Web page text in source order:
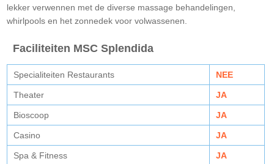
lekker verwennen met de diverse massage behandelingen,
whirlpools en het zonnedek voor volwassenen.
Faciliteiten MSC Splendida
Specialiteiten Restaurants NEE
Theater JA
Bioscoop JA
Casino JA
Spa & Fitness JA